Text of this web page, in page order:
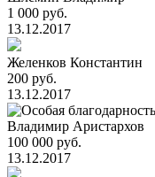
1 000 руб.
13.12.2017
Желенков Константин
200 руб.
13.12.2017
Владимир Аристархов
100 000 руб.
13.12.2017